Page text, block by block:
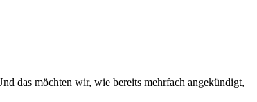
das möchten wir, wie bereits mehrfach angekündigt,